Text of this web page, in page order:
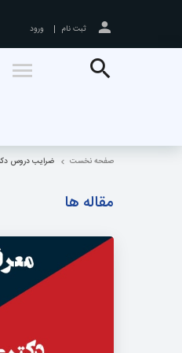
ثبت نام ورود
صفحه نخست ضرایب دروس
مقاله ها